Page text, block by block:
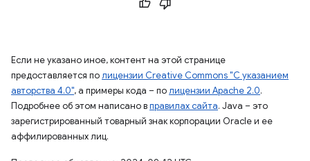
Если не указано иное, контент на этой странице
предоставляется полицензии Creative Commons "С указанием
авторства 4.0", а примеры кода – полицензии Apache 2.0.
Подробнее об этом написано вправилах сайта. Java – это
зарегистрированный товарный знак корпорации Oracle и ее
аффилированных лиц.